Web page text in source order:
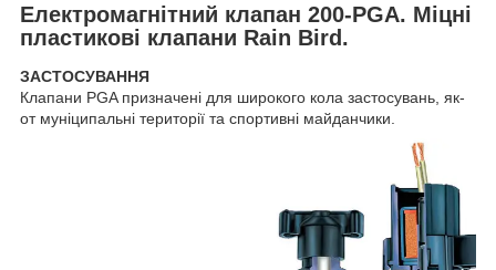
Електромагнітний клапан 200-PGA. Міцні
пластикові клапани Rain Bird.
ЗАСТОСУВАННЯ
Клапани PGA призначені для широкого кола застосувань, як-
от муніципальні території та спортивні майданчики.